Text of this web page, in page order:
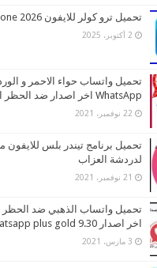
تحميل ترو كولر للايفون 2026 True Caller iphone
2 أكتوبر، 2025
WhatsApp اخر اصدار ضد الحظر الاصدار
22 نوفمبر، 2021
لدردشة العزاب
21 نوفمبر، 2021
اخر اصدار whatsapp plus gold 9.30
3 مارس، 2021